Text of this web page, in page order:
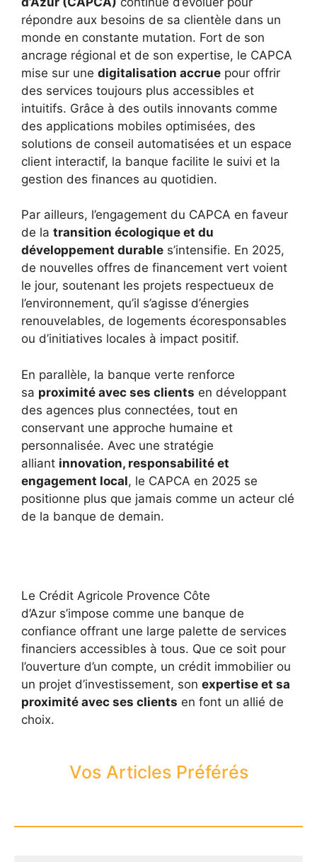
répondre aux besoins de sa clientèle dans un
monde en constante mutation. Fort de son
ancrage régional et de son expertise, le CAPCA
mise sur une digitalisation accrue pour offrir
des services toujours plus accessibles et
intuitifs. Grâce à des outils innovants comme
des applications mobiles optimisées, des
solutions de conseil automatisées et un espace
client interactif, la banque facilite le suivi et la
gestion des finances au quotidien.
Par ailleurs, l’engagement du CAPCA en faveur
de la transition écologique et du
développement durable s’intensifie. En 2025,
de nouvelles offres de financement vert voient
le jour, soutenant les projets respectueux de
l’environnement, qu’il s’agisse d’énergies
renouvelables, de logements écoresponsables
ou d’initiatives locales à impact positif.
En parallèle, la banque verte renforce
sa proximité avec ses clients en développant
des agences plus connectées, tout en
conservant une approche humaine et
personnalisée. Avec une stratégie
alliant innovation, responsabilité et
engagement local, le CAPCA en 2025 se
positionne plus que jamais comme un acteur clé
de la banque de demain.
Le Crédit Agricole Provence Côte
d’Azur s’impose comme une banque de
confiance offrant une large palette de services
financiers accessibles à tous. Que ce soit pour
l’ouverture d’un compte, un crédit immobilier ou
un projet d’investissement, son expertise et sa
proximité avec ses clients en font un allié de
choix.
Vos Articles Préférés